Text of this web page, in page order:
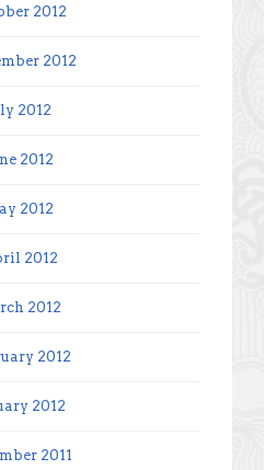
2012
2012
2012
2012
2012
2012
2012
2012
2012
2011